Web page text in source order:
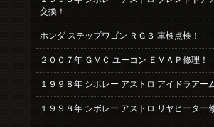
交換！
ホンダ ステップワゴン ＲＧ３ 車検点検！
２００７年 ＧＭＣ ユーコン ＥＶＡＰ修理！
１９９８年 シボレー アストロ アイドラアー
１９９８年 シボレー アストロ リヤヒーター